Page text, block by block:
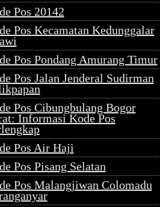
Pos 20142
Pos Kecamatan Kedunggalar
Pos Pondang Amurang Timur
Pos Jalan Jenderal Sudirman
Pos Cibungbulang Bogor
Informasi Kode Pos
Pos Air Haji
Pos Pisang Selatan
Pos Malangjiwan Colomadu